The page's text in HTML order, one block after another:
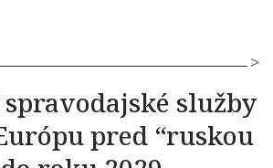
služby
pred “ruskou